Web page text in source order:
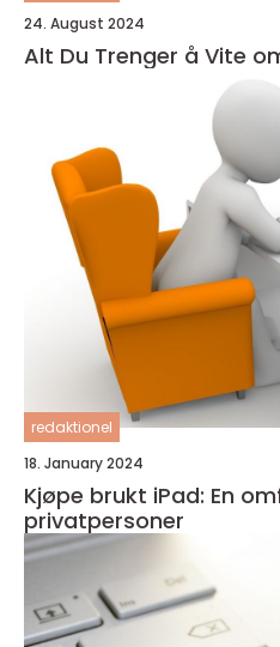
24. August 2024
Alt Du Trenger å Vite
redaktionel
18. January 2024
Kjøpe brukt iPad: En
privatpersoner